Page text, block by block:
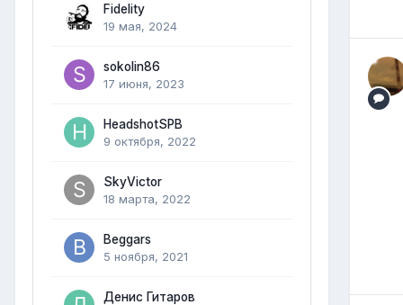
Fidelity
19 мая, 2024
sokolin86
17 июня, 2023
HeadshotSPB
9 октября, 2022
SkyVictor
18 марта, 2022
Beggars
5 ноября, 2021
Денис Гитаров